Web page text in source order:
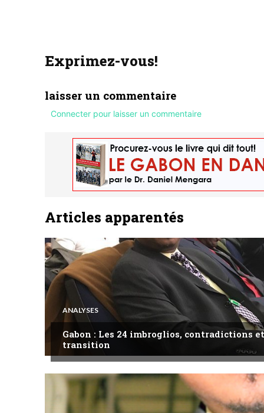
Exprimez-vous!
laisser un commentaire
Connecter pour laisser un commentaire
Articles apparentés
ANALYSES
Gabon : Les 24 imbroglios, contradictions
transition